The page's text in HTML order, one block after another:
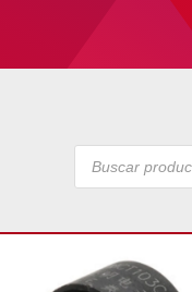
Búsqueda
de
productos